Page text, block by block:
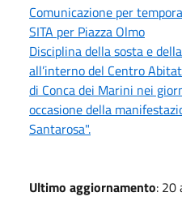
Comunicazione per
SITA per Piazza Olmo
Disciplina della sosta e
all’interno del Centro
di Conca dei Marini nei
occasione della
Santarosa".
Ultimo aggiornamento: 20